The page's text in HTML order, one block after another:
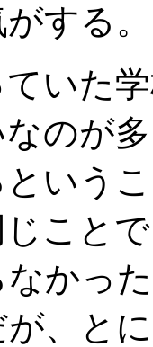
する。
いた
のが
いう
こと
かっ
、と